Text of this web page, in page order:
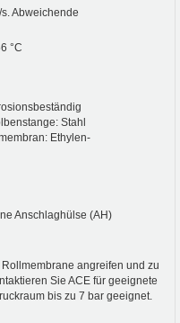
Abweichende
°C
Stahl
Ethylen-
Anschlaghülse (AH)
angreifen und zu
Sie ACE für geeignete
bis zu 7 bar geeignet.